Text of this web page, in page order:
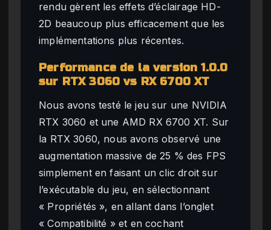
rendu gèrent les effets d’éclairage HD-
2D beaucoup plus efficacement que les
implémentations plus récentes.
Performance de la version 1.0.0
sur RTX 3060 vs RX 6700 XT
Nous avons testé le jeu sur une NVIDIA
RTX 3060 et une AMD RX 6700 XT. Sur
la RTX 3060, nous avons observé une
augmentation massive de 25 % des FPS
simplement en faisant un clic droit sur
l’exécutable du jeu, en sélectionnant
« Propriétés », en allant dans l’onglet
« Compatibilité » et en cochant